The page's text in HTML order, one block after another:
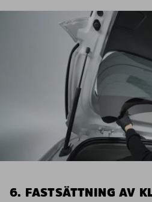
6. FASTSÄTTNING AV